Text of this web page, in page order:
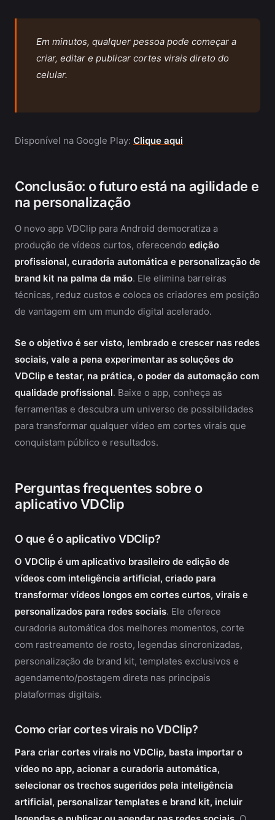
Em minutos, qualquer pessoa pode começar a
criar, editar e publicar cortes virais direto do
celular.
Disponível na Google Play: Clique aqui
Conclusão: o futuro está na agilidade e
na personalização
O novo app VDClip para Android democratiza a
produção de vídeos curtos, oferecendo edição
profissional, curadoria automática e personalização de
brand kit na palma da mão. Ele elimina barreiras
técnicas, reduz custos e coloca os criadores em posição
de vantagem em um mundo digital acelerado.
Se o objetivo é ser visto, lembrado e crescer nas redes
sociais, vale a pena experimentar as soluções do
VDClip e testar, na prática, o poder da automação com
qualidade profissional. Baixe o app, conheça as
ferramentas e descubra um universo de possibilidades
para transformar qualquer vídeo em cortes virais que
conquistam público e resultados.
Perguntas frequentes sobre o
aplicativo VDClip
O que é o aplicativo VDClip?
O VDClip é um aplicativo brasileiro de edição de
vídeos com inteligência artificial, criado para
transformar vídeos longos em cortes curtos, virais e
personalizados para redes sociais. Ele oferece
curadoria automática dos melhores momentos, corte
com rastreamento de rosto, legendas sincronizadas,
personalização de brand kit, templates exclusivos e
agendamento/postagem direta nas principais
plataformas digitais.
Como criar cortes virais no VDClip?
Para criar cortes virais no VDClip, basta importar o
vídeo no app, acionar a curadoria automática,
selecionar os trechos sugeridos pela inteligência
artificial, personalizar templates e brand kit, incluir